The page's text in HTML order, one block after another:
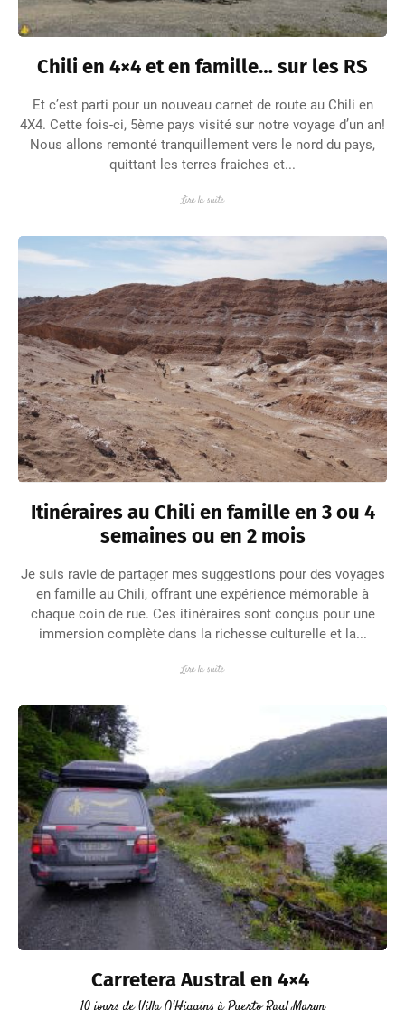
Chili en 4×4 et en famille… sur les RS
Et c’est parti pour un nouveau carnet de route au Chili en
4X4. Cette fois-ci, 5ème pays visité sur notre voyage d’un an!
Nous allons remonté tranquillement vers le nord du pays,
quittant les terres fraiches et...
Lire la suite
Itinéraires au Chili en famille en 3 ou 4
semaines ou en 2 mois
Je suis ravie de partager mes suggestions pour des voyages
en famille au Chili, offrant une expérience mémorable à
chaque coin de rue. Ces itinéraires sont conçus pour une
immersion complète dans la richesse culturelle et la...
Lire la suite
Carretera Austral en 4×4